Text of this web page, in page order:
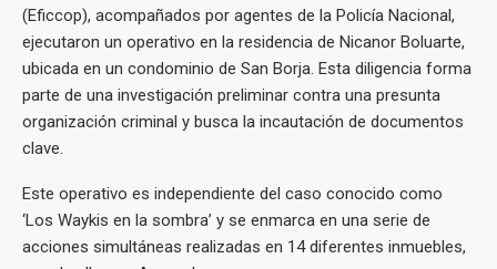
(Eficcop), acompañados por agentes de la Policía Nacional,
ejecutaron un operativo en la residencia de Nicanor Boluarte,
ubicada en un condominio de San Borja. Esta diligencia forma
parte de una investigación preliminar contra una presunta
organización criminal y busca la incautación de documentos
clave.
Este operativo es independiente del caso conocido como
‘Los Waykis en la sombra’ y se enmarca en una serie de
acciones simultáneas realizadas en 14 diferentes inmuebles,